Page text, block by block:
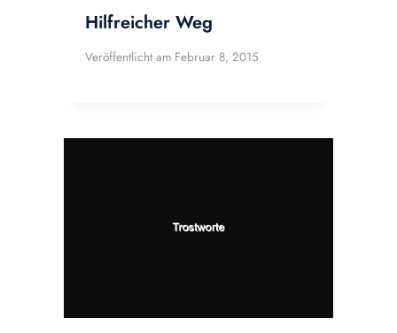
Hilfreicher Weg
Veröffentlicht am Februar 8, 2015